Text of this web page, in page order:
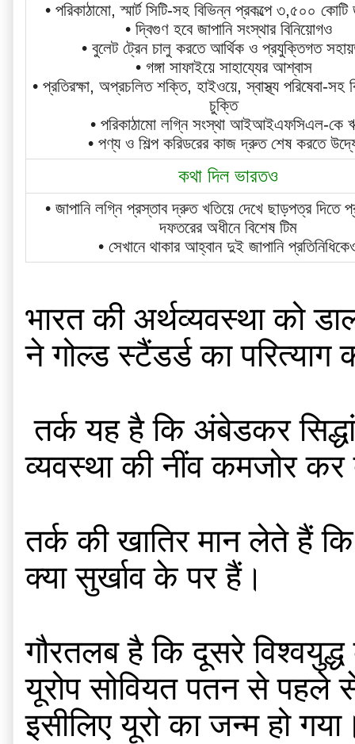
• পরিকাঠামো, স্মার্ট সিটি-সহ বিভিন্ন প্রকল্পে ৩,৫০০
• দ্বিগুণ হবে জাপানি সংস্থার বিনিয়োগও
• বুলেট ট্রেন চালু করতে আর্থিক ও প্রযুক্তিগত
• গঙ্গা সাফাইয়ে সাহায্যের আশ্বাস
• প্রতিরক্ষা, অপ্রচলিত শক্তি, হাইওয়ে, স্বাস্থ্য পরিষেবা-সহ
চুক্তি
• পরিকাঠামো লগ্নি সংস্থা আইআইএফসিএল-কে
• পণ্য ও শিল্প করিডরের কাজ দ্রুত শেষ করতে
কথা দিল ভারতও
• জাপানি লগ্নি প্রস্তাব দ্রুত খতিয়ে দেখে ছাড়পত্র দিতে
দফতরের অধীনে বিশেষ টিম
• সেখানে থাকার আহ্বান দুই জাপানি
भारत की अर्थव्यवस्था को
ने गोल्ड स्टैंडर्ड का परित्याग
तर्क यह है कि अंबेडकर सिद्धांत के मुताबिक  डांवाडोल सोना के बराबर नोट छापने की बाध्यता पूंजीवादी
व्यवस्था की नींव कमजोर कर
तर्क की खातिर मान लेते हैं
क्या सुर्खाव के पर हैं।
गौरतलब है कि दूसरे
यूरोप सोवियत पतन से पहले
इसीलिए यूरो का जन्म हो